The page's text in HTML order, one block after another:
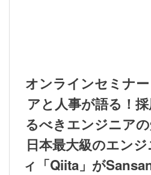
オンラインセミナ
アと人事が語る！
るべきエンジニアの
日本最大級のエン
ィ「Qiita」が